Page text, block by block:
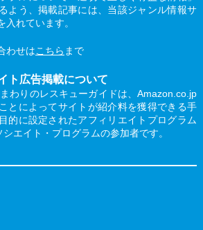
よう、掲載記事には、当該ジャンル情報サ
入れています。
わせはこちら まで
ト広告掲載について
わりのレスキューガイドは、Amazon.co.jp
とによってサイトが紹介料を獲得できる手
的に設定されたアフィリエイトプログラム
エイト・プログラムの参加者です。